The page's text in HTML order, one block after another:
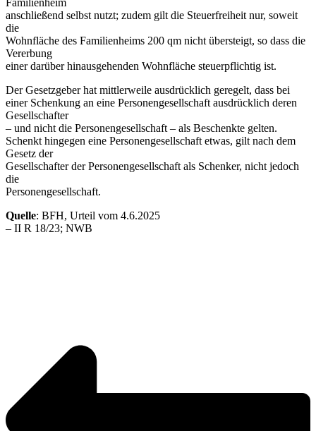
anschließend selbst nutzt; zudem gilt die Steuerfreiheit nur, soweit
die
Wohnfläche des Familienheims 200 qm nicht übersteigt, so dass die
Vererbung
einer darüber hinausgehenden Wohnfläche steuerpflichtig ist.
Der Gesetzgeber hat mittlerweile ausdrücklich geregelt, dass bei
einer Schenkung an eine Personengesellschaft ausdrücklich deren
Gesellschafter
– und nicht die Personengesellschaft – als Beschenkte gelten.
Schenkt hingegen eine Personengesellschaft etwas, gilt nach dem
Gesetz der
Gesellschafter der Personengesellschaft als Schenker, nicht jedoch
die
Personengesellschaft.
Quelle: BFH, Urteil vom 4.6.2025
– II R 18/23; NWB